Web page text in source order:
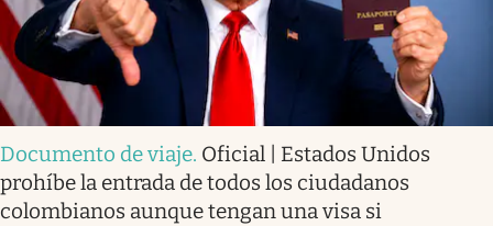
Documento de viaje. Oficial | Estados Unidos
prohíbe la entrada de todos los ciudadanos
colombianos aunque tengan una visa si